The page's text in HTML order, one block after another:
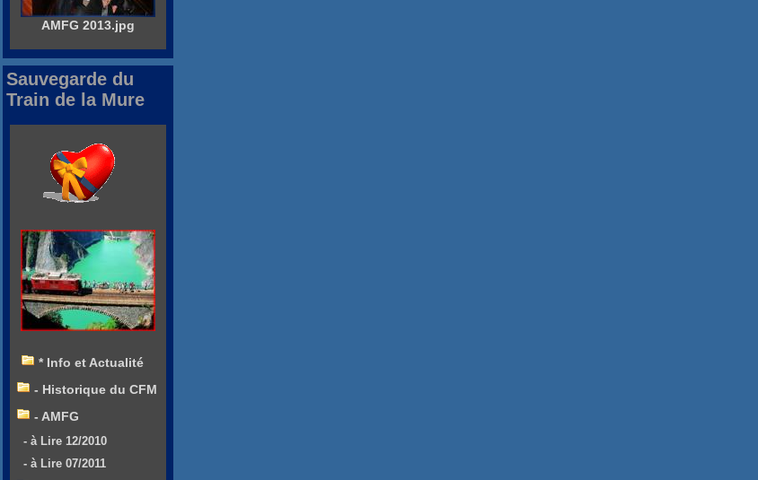
AMFG 2013.jpg
Sauvegarde du
Train de la Mure
* Info et Actualité
- Historique du CFM
- AMFG
- à Lire 12/2010
- à Lire 07/2011